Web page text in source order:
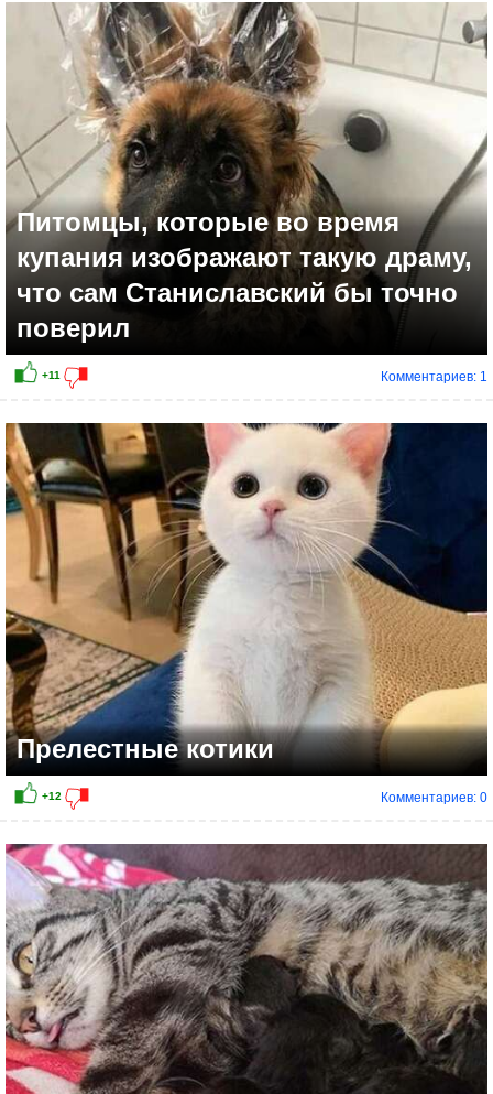
+10
Питомцы, которые во время
купания изображают такую драму,
что сам Станиславский бы точно
поверил
Комментариев: 1
Прелестные котики
Комментариев: 0